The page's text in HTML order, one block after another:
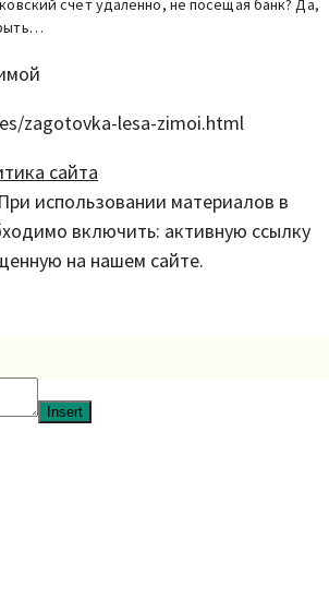
счет удаленно, не посещая банк? Да,
zagotovka-lesa-zimoi.html
сайта
использовании материалов в
включить: активную ссылку
на нашем сайте.
Insert